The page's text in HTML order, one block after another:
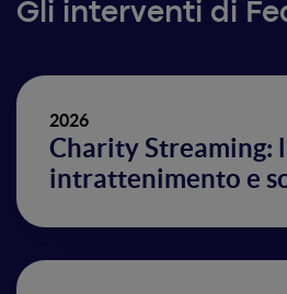
Gli interventi di
2026
Charity Streaming:
intrattenimento e